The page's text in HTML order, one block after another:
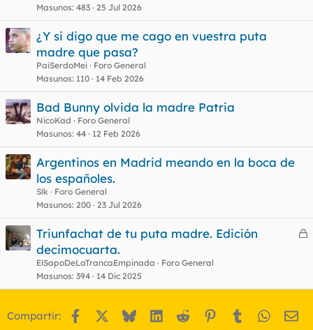
Masunos 483 25 Jul 2026
¿Y si digo que me cago en vuestra puta
madre que pasa?
PaiSerdoMei
Foro General
Masunos 110 14 Feb 2026
Bad Bunny olvida la madre Patria
NicoKad
Foro General
Masunos 44 12 Feb 2026
Argentinos en Madrid meando en la boca de
los españoles.
Slk
Foro General
Masunos 200 23 Jul 2026
C
a
Triunfachat de tu puta madre. Edición
decimocuarta.
ElSapoDeLaTrancaEmpinada
Foro General
Masunos 394 14 Dic 2025
Compartir: Facebook BlueskyLinkedIn
Reddit Pinterest
Tumblr